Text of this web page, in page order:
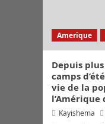
Amerique
Depuis
camps
vie de la
l’Amérique
Kayishema